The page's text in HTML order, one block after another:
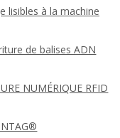
lisibles à la machine
de balises ADN
NUMÉRIQUE RFID
NTAG®